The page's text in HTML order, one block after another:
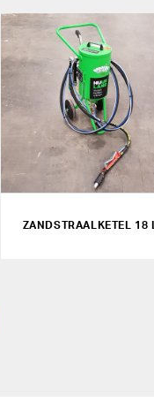
ZANDSTRAALKETEL 18 L